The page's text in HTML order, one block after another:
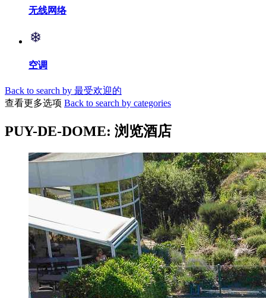
无线网络
空调
Back to search by 最受欢迎的
查看更多选项 Back to search by categories
PUY-DE-DOME: 浏览酒店